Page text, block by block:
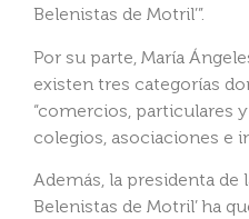
Belenistas de Motril’”.
Por su parte, María
existen tres categorías
“comercios, particulares
colegios, asociaciones e
Además, la presidenta de
Belenistas de Motril’ ha